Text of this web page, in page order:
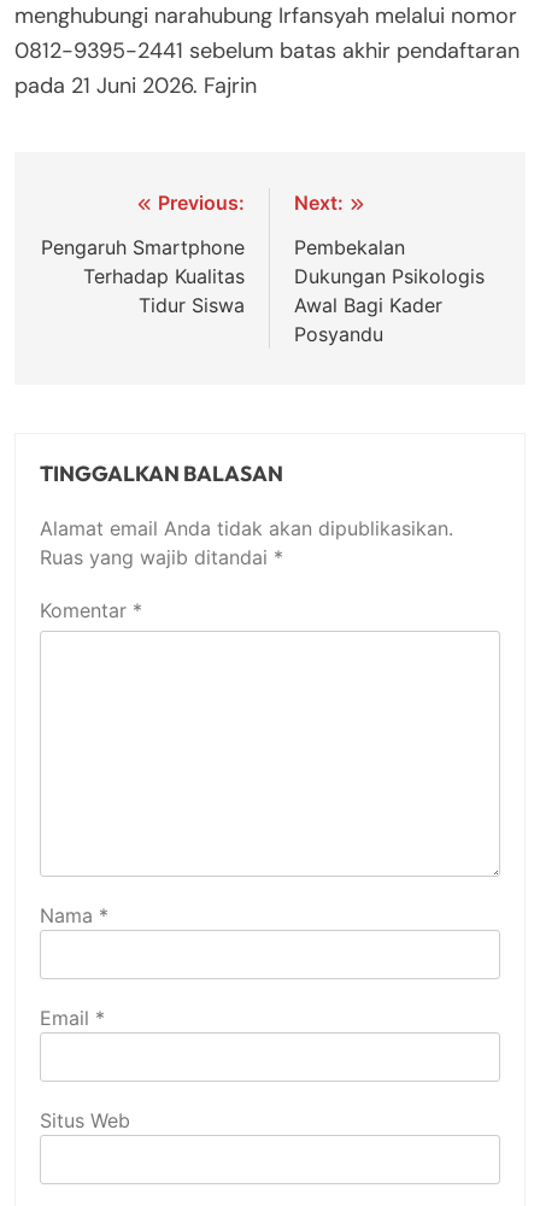
menghubungi narahubung Irfansyah melalui nomor
0812-9395-2441 sebelum batas akhir pendaftaran
pada 21 Juni 2026. Fajrin
Navigasi
pos
Previous:
Pengaruh Smartphone
Terhadap Kualitas
Tidur Siswa
Next:
Pembekalan
Dukungan Psikologis
Awal Bagi Kader
Posyandu
TINGGALKAN BALASAN
Alamat email Anda tidak akan dipublikasikan.
Ruas yang wajib ditandai *
Komentar *
Nama *
Email *
Situs Web